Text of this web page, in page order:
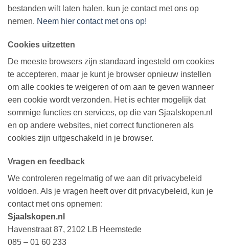
bestanden wilt laten halen, kun je contact met ons op
nemen. Neem hier contact met ons op!
Cookies uitzetten
De meeste browsers zijn standaard ingesteld om cookies
te accepteren, maar je kunt je browser opnieuw instellen
om alle cookies te weigeren of om aan te geven wanneer
een cookie wordt verzonden. Het is echter mogelijk dat
sommige functies en services, op die van Sjaalskopen.nl
en op andere websites, niet correct functioneren als
cookies zijn uitgeschakeld in je browser.
Vragen en feedback
We controleren regelmatig of we aan dit privacybeleid
voldoen. Als je vragen heeft over dit privacybeleid, kun je
contact met ons opnemen:
Sjaalskopen.nl
Havenstraat 87, 2102 LB Heemstede
085 – 01 60 233